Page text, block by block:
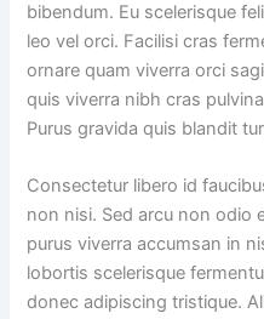
bibendum. Eu scelerisque
leo vel orci. Facilisi cras
ornare quam viverra orci
quis viverra nibh cras
Purus gravida quis blandit
Consectetur libero id
non nisi. Sed arcu non odio
purus viverra accumsan in
lobortis scelerisque
donec adipiscing tristique.